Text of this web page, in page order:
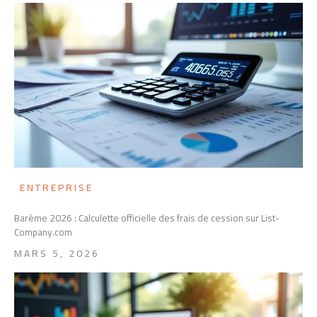
ENTREPRISE
Barème 2026 : Calculette officielle des frais de cession sur List-
Company.com
MARS 5, 2026